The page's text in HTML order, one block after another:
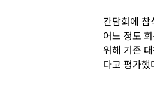
간담회에 참
어느 정도
위해 기존
다고 평가했